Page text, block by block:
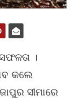
।
କଲେ
ସୀମାରେ